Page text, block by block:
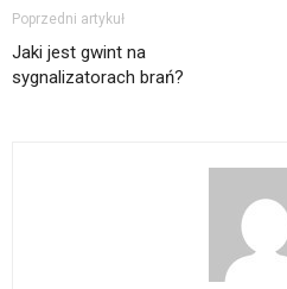
Poprzedni artykuł
Jaki jest gwint na
sygnalizatorach brań?